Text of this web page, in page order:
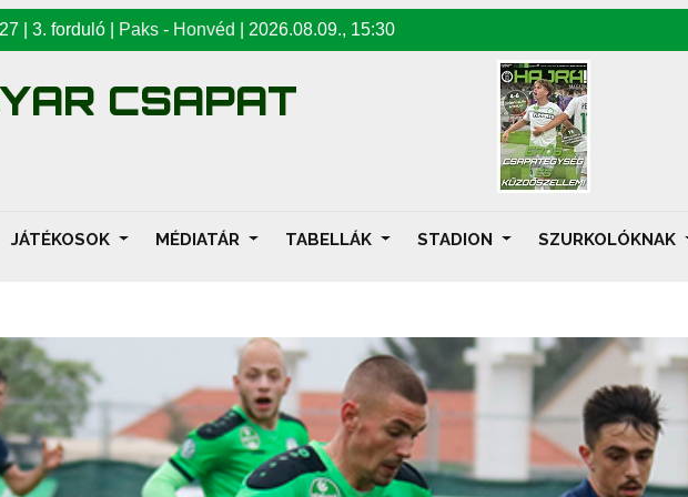
| 3. forduló | Paks - Honvéd 2026.08.09., 15:30
CSAPAT
JÁTÉKOSOK MÉDIATÁR TABELLÁK STADION SZURKOLÓKNAK